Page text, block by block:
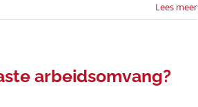
Lees meer
arbeidsomvang?